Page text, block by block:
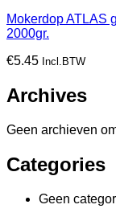
Mokerdop ATLAS
2000gr.
€5.45 Incl.BTW
Archives
Geen archieven
Categories
Geen